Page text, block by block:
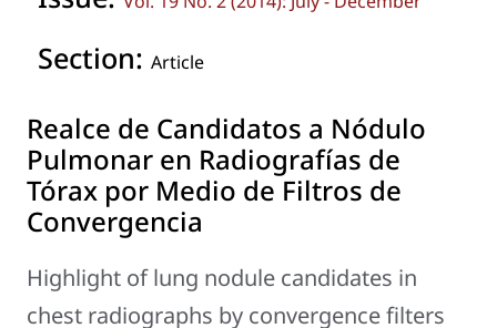
Section: Article
Realce de Candidatos a Nódulo
Pulmonar en Radiografías de
Tórax por Medio de Filtros de
Convergencia
Highlight of lung nodule candidates in
chest radiographs by convergence filters